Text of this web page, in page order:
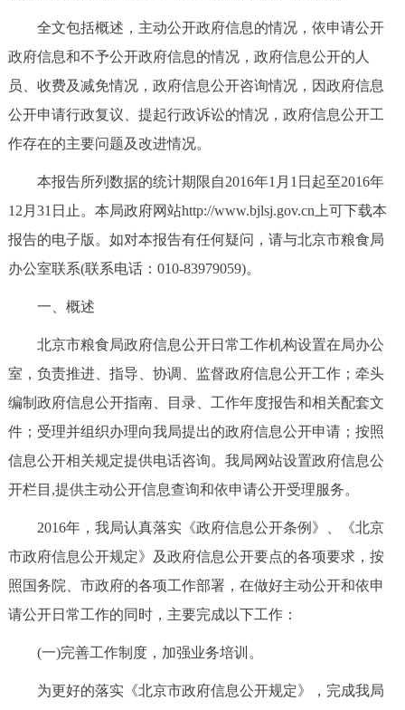
决策公开 专题公开
政务服务
便民服务 利企服务 投资项目
中介服务 阳光政务
参与调查 在线访谈 图说互动
走进北京
绿色北京 图说北京 视频北京
ENGLISH 한국어
全文包括概述，主动公开政府信息的情况，依申请公开
政府信息和不予公开政府信息的情况，政府信息公开的人
员、收费及减免情况，政府信息公开咨询情况，因政府信息
公开申请行政复议、提起行政诉讼的情况，政府信息公开工
作存在的主要问题及改进情况。
本报告所列数据的统计期限自2016年1月1日起至2016年
12月31日止。本局政府网站http://www.bjlsj.gov.cn上可下载本
报告的电子版。如对本报告有任何疑问，请与北京市粮食局
办公室联系(联系电话：010-83979059)。
一、概述
北京市粮食局政府信息公开日常工作机构设置在局办公
室，负责推进、指导、协调、监督政府信息公开工作；牵头
编制政府信息公开指南、目录、工作年度报告和相关配套文
件；受理并组织办理向我局提出的政府信息公开申请；按照
信息公开相关规定提供电话咨询。我局网站设置政府信息公
开栏目,提供主动公开信息查询和依申请公开受理服务。
2016年，我局认真落实《政府信息公开条例》、《北京
市政府信息公开规定》及政府信息公开要点的各项要求，按
照国务院、市政府的各项工作部署，在做好主动公开和依申
请公开日常工作的同时，主要完成以下工作：
(一)完善工作制度，加强业务培训。
为更好的落实《北京市政府信息公开规定》，完成我局